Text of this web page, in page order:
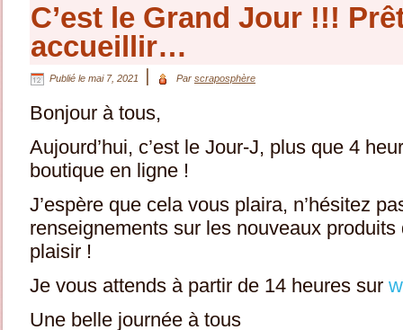
C’est le Grand Jour !!!
accueillir…
Publié le mai 7, 2021 Par scraposphère
Bonjour à tous,
Aujourd’hui, c’est le Jour-J, plus que 4
boutique en ligne !
J’espère que cela vous plaira, n’hésitez
renseignements sur les nouveaux
plaisir !
Je vous attends à partir de 14 heures sur
Une belle journée à tous